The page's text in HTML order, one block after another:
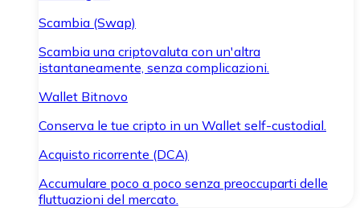
Scambia (Swap)
Scambia una criptovaluta con un'altra
istantaneamente, senza complicazioni.
Wallet Bitnovo
Conserva le tue cripto in un Wallet self-custodial.
Acquisto ricorrente (DCA)
Accumulare poco a poco senza preoccuparti delle
fluttuazioni del mercato.